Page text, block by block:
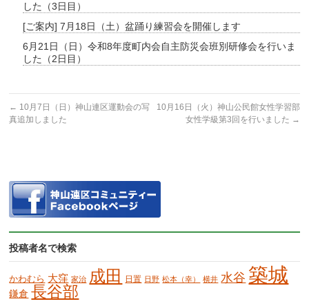
した（3日目）
[ご案内] 7月18日（土）盆踊り練習会を開催します
6月21日（日）令和8年度町内会自主防災会班別研修会を行いま
した（2日目）
← 10月7日（日）神山連区運動会の写
真追加しました
10月16日（火）神山公民館女性学習部
女性学級第3回を行いました →
投稿者名で検索
かわむら 大窪 家治 成田 日置 日野 松本（幸） 横井 水谷 築城
鎌倉 長谷部